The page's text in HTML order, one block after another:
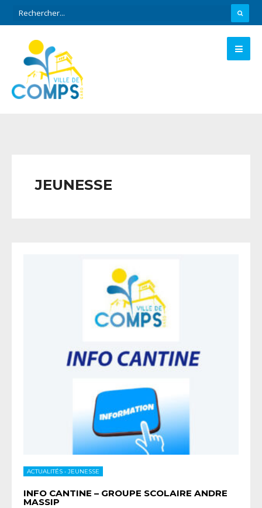
JEUNESSE
ACTUALITÉS • JEUNESSE
INFO CANTINE – GROUPE SCOLAIRE ANDRE
MASSIP